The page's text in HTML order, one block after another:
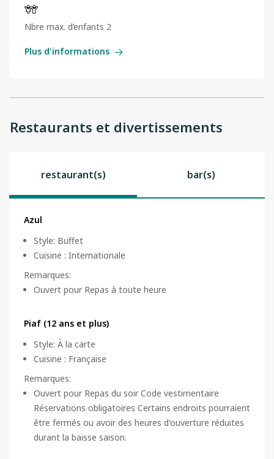
Nbre max. d’enfants 2
Plus d'informations
Restaurants et divertissements
restaurant(s) bar(s)
Azul
Style: Buffet
Cuisine : Internationale
Remarques:
Ouvert pour Repas à toute heure
Piaf (12 ans et plus)
Style: À la carte
Cuisine : Française
Remarques:
Ouvert pour Repas du soir Code vestimentaire
Réservations obligatoires Certains endroits pourraient
être fermés ou avoir des heures d'ouverture réduites
durant la baisse saison.